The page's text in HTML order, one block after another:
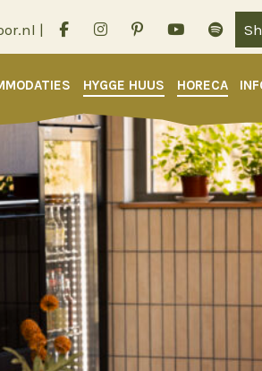
|
HYGGE HUUS HORECA